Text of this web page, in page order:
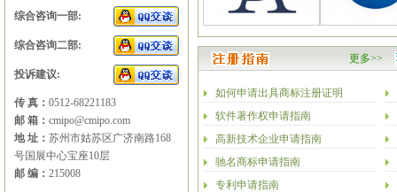
综合咨询一部:
综合咨询二部:
投诉建议:
传 真： 0512-68221183
邮 箱： cmipo@cmipo.com
地 址： 苏州市姑苏区广济南路168
号国展中心宝座10层
邮 编： 215008
更多>>
如何申请出具商标注册证明
软件著作权申请指南
高新技术企业申请指南
驰名商标申请指南
专利申请指南